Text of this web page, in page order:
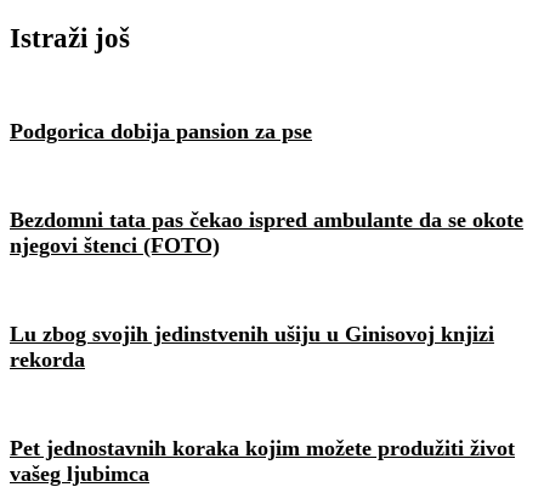
Istraži još
Podgorica dobija pansion za pse
Bezdomni tata pas čekao ispred ambulante da se okote
njegovi štenci (FOTO)
Lu zbog svojih jedinstvenih ušiju u Ginisovoj knjizi
rekorda
Pet jednostavnih koraka kojim možete produžiti život
vašeg ljubimca